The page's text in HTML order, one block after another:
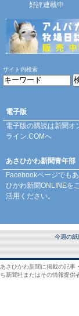
好評連載中
サイト内検索
電子版
電子版の購読は新聞オ
ライン.COMへ
あさひかわ新聞青年部
Facebookページでも
ひかわ新聞ONLINEを
活用ください。
今週の紙
あさひかわ新聞に掲載の記事
ち新聞社またはその情報提供